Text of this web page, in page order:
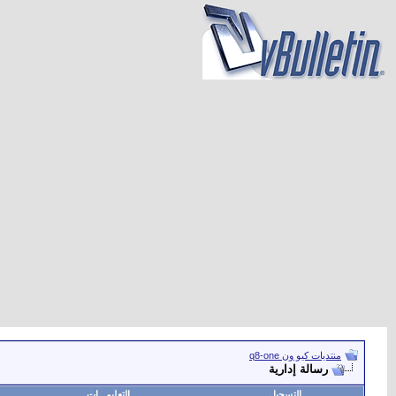
منتديات كيو ون q8-one
رسالة إدارية